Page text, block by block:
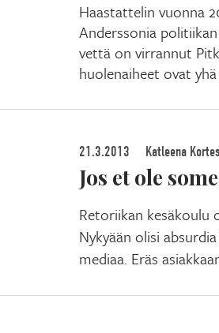
Haastattelin vuonna
Anderssonia
vettä on virrannut
huolenaiheet ovat
21.3.2013 Katleena
Jos et ole
Retoriikan kesäkoulu
Nykyään olisi
mediaa. Eräs